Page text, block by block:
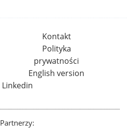
Kontakt
Polityka
prywatności
English version
Linkedin
Partnerzy: